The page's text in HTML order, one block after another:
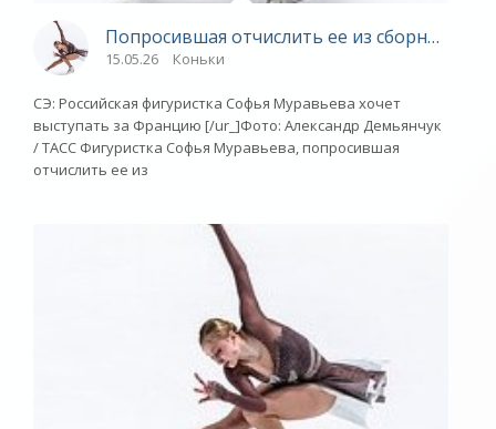
Попросившая отчислить ее из сборной
15.05.26 Коньки
СЭ: Российская фигуристка Софья Муравьева хочет
выступать за Францию [/ur_]Фото: Александр Демьянчук
/ ТАСС Фигуристка Софья Муравьева, попросившая
отчислить ее из